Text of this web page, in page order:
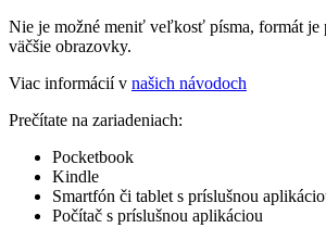
Nie je možné meniť veľkosť písma, formát je
väčšie obrazovky.
Viac informácií v našich návodoch
Prečítate na zariadeniach:
Pocketbook
Kindle
Smartfón či tablet s príslušnou
Počítač s príslušnou aplikáciou